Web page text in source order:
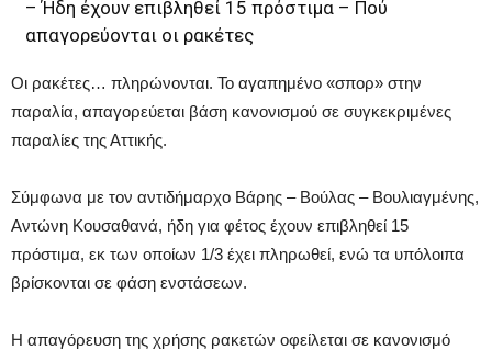
– Ήδη έχουν επιβληθεί 15 πρόστιμα – Πού
απαγορεύονται οι ρακέτες
Οι ρακέτες… πληρώνονται. Το αγαπημένο «σπορ» στην
παραλία, απαγορεύεται βάση κανονισμού σε συγκεκριμένες
παραλίες της Αττικής.
Σύμφωνα με τον αντιδήμαρχο Βάρης – Βούλας – Βουλιαγμένης,
Αντώνη Κουσαθανά, ήδη για φέτος έχουν επιβληθεί 15
πρόστιμα, εκ των οποίων 1/3 έχει πληρωθεί, ενώ τα υπόλοιπα
βρίσκονται σε φάση ενστάσεων.
Η απαγόρευση της χρήσης ρακετών οφείλεται σε κανονισμό